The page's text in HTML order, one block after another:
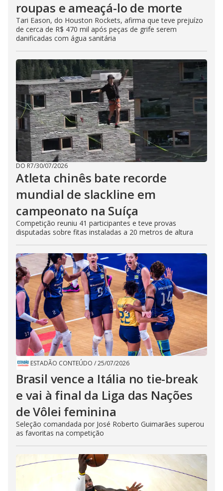
roupas e ameaçá-lo de morte
Tari Eason, do Houston Rockets, afirma que teve prejuízo
de cerca de R$ 470 mil após peças de grife serem
danificadas com água sanitária
DO R7/30/07/2026
Atleta chinês bate recorde
mundial de slackline em
campeonato na Suíça
Competição reuniu 41 participantes e teve provas
disputadas sobre fitas instaladas a 20 metros de altura
ESTADÃO CONTEÚDO /25/07/2026
Brasil vence a Itália no tie-break
e vai à final da Liga das Nações
de Vôlei feminina
Seleção comandada por José Roberto Guimarães superou
as favoritas na competição